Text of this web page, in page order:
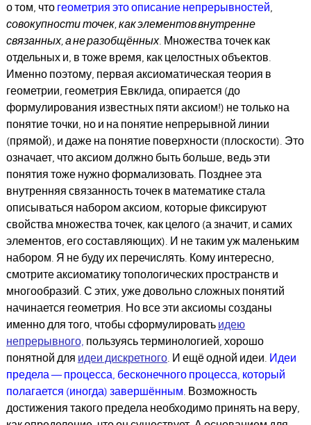
о том, что геометрия это описание непрерывностей,
совокупноститочек, как элементов внутренне
связанных, а не разобщённых. Множества точек как
отдельных и, в тоже время, как целостных объектов.
Именно поэтому, первая аксиоматическая теория в
геометрии, геометрия Евклида, опирается (до
формулирования известных пяти аксиом!) не только на
понятие точки, но и на понятие непрерывной линии
(прямой), и даже на понятие поверхности (плоскости). Это
означает, что аксиом должно быть больше, ведь эти
понятия тоже нужно формализовать. Позднее эта
внутренняя связанность точек в математике стала
описываться набором аксиом, которые фиксируют
свойства множества точек, как целого (а значит, и самих
элементов, его составляющих). И не таким уж маленьким
набором. Я не буду их перечислять. Кому интересно,
смотрите аксиоматику топологических пространств и
многообразий. С этих, уже довольно сложных понятий
начинается геометрия. Но все эти аксиомы созданы
именно для того, чтобы сформулировать идею
непрерывного, пользуясь терминологией, хорошо
понятной для идеи дискретного. И ещё одной идеи.
Идеи
предела — процесса, бесконечного процесса, который
полагается (иногда) завершённым . Возможность
достижения такого предела необходимо принять на веру,